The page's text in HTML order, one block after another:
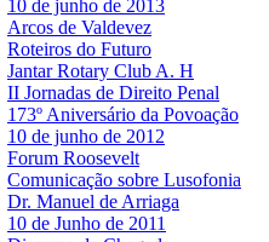
10 de junho de 2013
Arcos de Valdevez
Roteiros do Futuro
Jantar Rotary Club A. H
II Jornadas de Direito Penal
173º Aniversário da Povoação
10 de junho de 2012
Forum Roosevelt
Comunicação sobre Lusofonia
Dr. Manuel de Arriaga
10 de Junho de 2011